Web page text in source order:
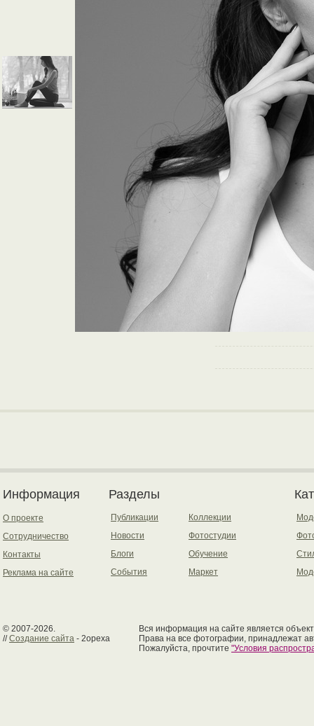
Информация
О проекте
Сотрудничество
Контакты
Реклама на сайте
Разделы
Публикации
Новости
Блоги
События
Коллекции
Фотостудии
Обучение
Маркет
© 2007-2026.
//Создание сайта - 2opexa
Вся информация на сайте является
Права на все фотографии, принадлежат
Пожалуйста, прочтите "Условия